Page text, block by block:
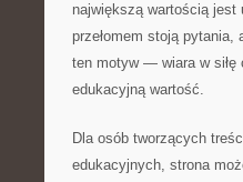
największą wartością jest
przełomem stoją pytania,
ten motyw — wiara w siłę
edukacyjną wartość.
Dla osób tworzących
edukacyjnych, strona